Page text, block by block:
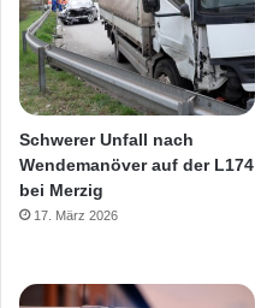
Schwerer Unfall nach
Wendemanöver auf der L174
bei Merzig
17. März 2026